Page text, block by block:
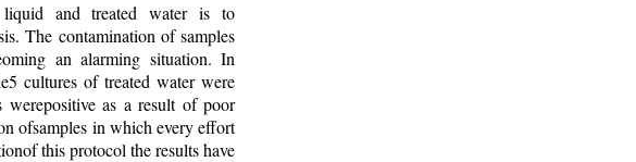
and treated water is to
The contamination of samples
an alarming situation. In
cultures of treated water were
as a result of poor
ofsamples in which every effort
this protocol the results have